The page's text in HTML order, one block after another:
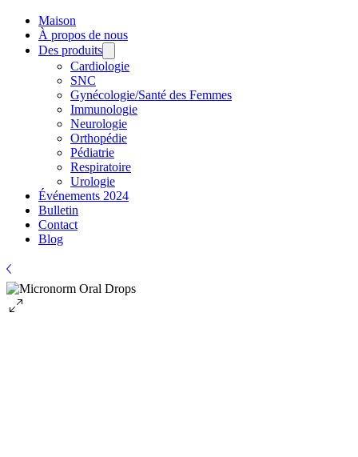
Maison
À propos de nous
Des produits
Cardiologie
SNC
Gynécologie/Santé des Femmes
Immunologie
Neurologie
Orthopédie
Pédiatrie
Respiratoire
Urologie
Événements 2024
Bulletin
Contact
Blog